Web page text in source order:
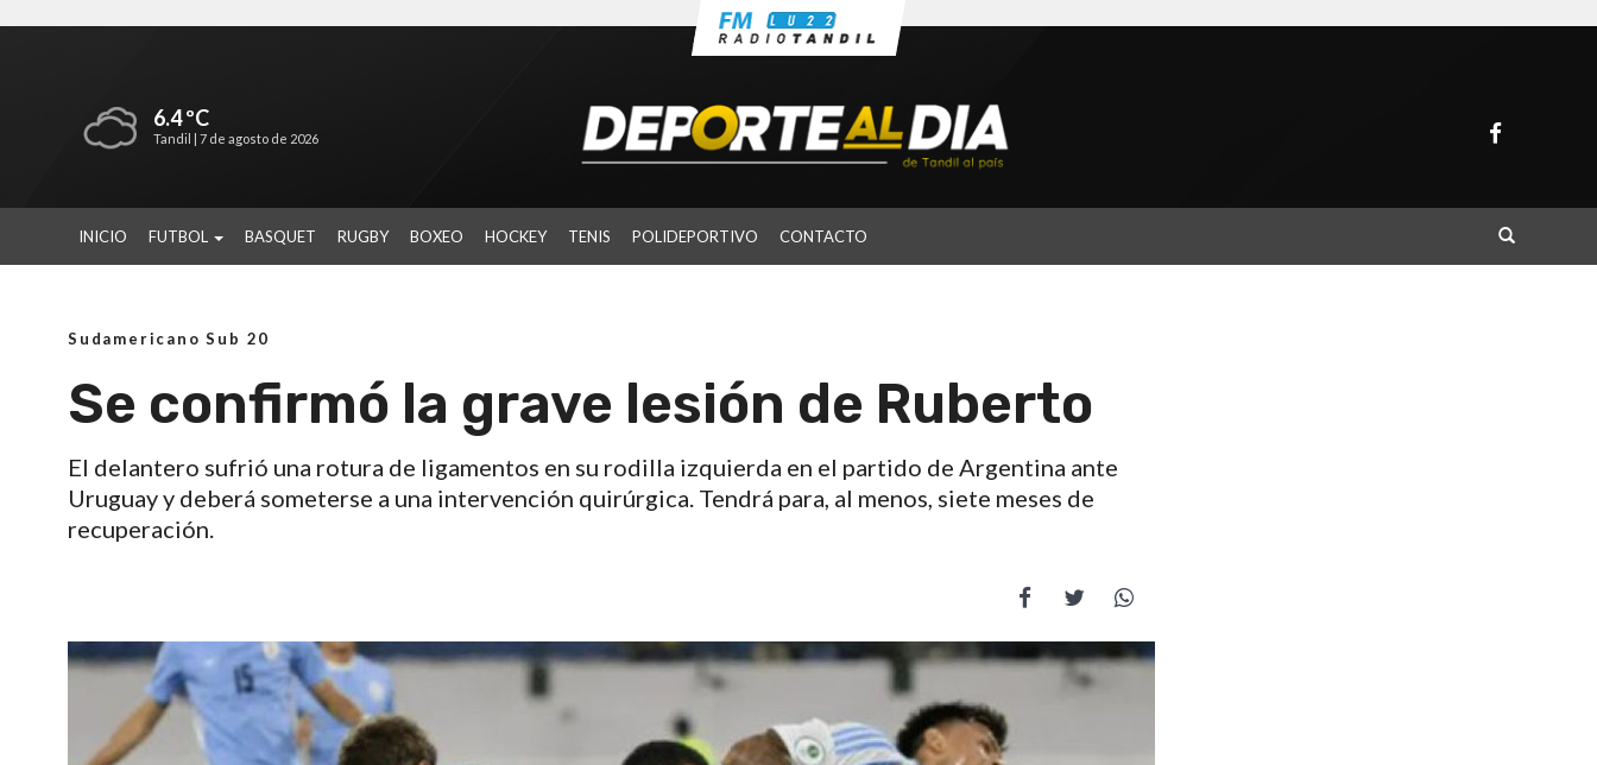
6.4 ºC
Tandil | 7 de agosto de 2026
INICIO FUTBOL BASQUET RUGBY BOXEO HOCKEY TENIS POLIDEPORTIVO CONTACTO
Sudamericano Sub 20
Se confirmó la grave lesión de Ruberto
El delantero sufrió una rotura de ligamentos en su rodilla izquierda en el partido de Argentina ante
Uruguay y deberá someterse a una intervención quirúrgica. Tendrá para, al menos, siete meses de
recuperación.